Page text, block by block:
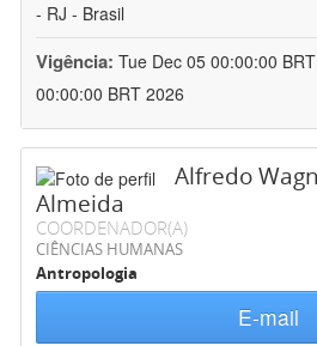
- RJ - Brasil
Vigência: Tue Dec 05 00:00:00
00:00:00 BRT 2026
Alfredo
Almeida
COORDENADOR(A)
CIÊNCIAS HUMANAS
Antropologia
E-mail